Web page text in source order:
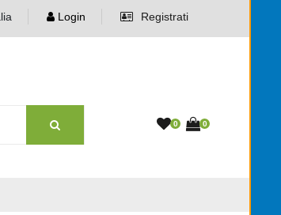
Login Registrati
0 0